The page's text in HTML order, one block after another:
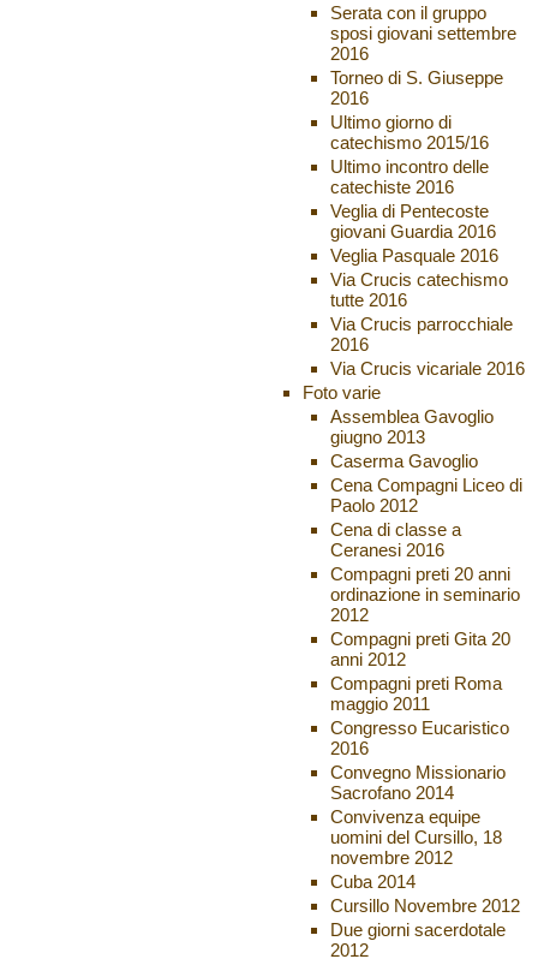
Serata con il gruppo
sposi giovani settembre
2016
Torneo di S. Giuseppe
2016
Ultimo giorno di
catechismo 2015/16
Ultimo incontro delle
catechiste 2016
Veglia di Pentecoste
giovani Guardia 2016
Veglia Pasquale 2016
Via Crucis catechismo
tutte 2016
Via Crucis parrocchiale
2016
Via Crucis vicariale 2016
Foto varie
Assemblea Gavoglio
giugno 2013
Caserma Gavoglio
Cena Compagni Liceo di
Paolo 2012
Cena di classe a
Ceranesi 2016
Compagni preti 20 anni
ordinazione in seminario
2012
Compagni preti Gita 20
anni 2012
Compagni preti Roma
maggio 2011
Congresso Eucaristico
2016
Convegno Missionario
Sacrofano 2014
Convivenza equipe
uomini del Cursillo, 18
novembre 2012
Cuba 2014
Cursillo Novembre 2012
Due giorni sacerdotale
2012